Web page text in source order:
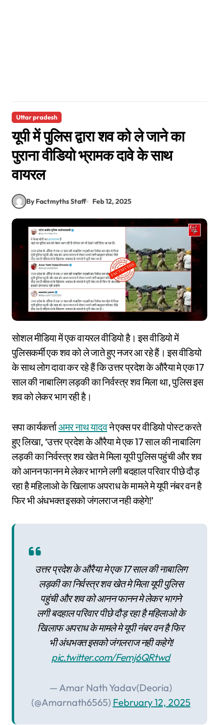
Uttar pradesh
यूपी में पुलिस द्वारा शव को ले जाने का
पुराना वीडियो भ्रामक दावे के साथ
वायरल
By Factmyths Staff Feb 12, 2025
सोशल मीडिया में एक वायरल वीडियो है। इस वीडियो में
पुलिसकर्मी एक शव को ले जाते हुए नजर आ रहे हैं। इस वीडियो
के साथ लोग दावा कर रहे हैं कि उत्तर प्रदेश के औरैया मे एक 17
साल की नाबालिग लड़की का निर्वस्त्र शव मिला था, पुलिस इस
शव को लेकर भाग रही है।
सपा कार्यकर्त्ताअमर नाथ यादवने एक्स पर वीडियो पोस्ट करते
हुए लिखा, ‘उत्तर प्रदेश के औरैया मे एक 17 साल की नाबालिग
लड़की का निर्वस्त्र शव खेत मे मिला यूपी पुलिस पहुंची और शव
को आनन फानन मे लेकर भागने लगी बदहाल परिवार पीछे दौड़
रहा है महिलाओ के खिलाफ अपराध के मामले मे यूपी नंबर वन है
फिर भी अंधभक्त इसको जंगलराज नही कहेगे!’
उत्तर प्रदेश के औरैया मे एक 17 साल की नाबालिग
लड़की का निर्वस्त्र शव खेत मे मिला यूपी पुलिस
पहुंची और शव को आनन फानन मे लेकर भागने
लगी बदहाल परिवार पीछे दौड़ रहा है महिलाओ के
खिलाफ अपराध के मामले मे यूपी नंबर वन है फिर
भी अंधभक्त इसको जंगलराज नही कहेगे!
pic.twitter.com/Femj6QRtwd
— Amar Nath Yadav(Deoria)
(@Amarnath6565) February 12, 2025